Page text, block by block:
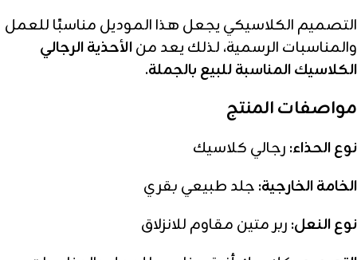
التصميم الكلاسيكي يجعل هذا الموديل مناسبًا للعمل
والمناسبات الرسمية، لذلك يعد منالأحذية الرجالي
الكلاسيك المناسبة للبيع بالجملة.
مواصفات المنتج
نوع الحذاء: رجالي كلاسيك
الخامة الخارجية: جلد طبيعي بقري
نوع النعل: ربر متين مقاوم للانزلاق